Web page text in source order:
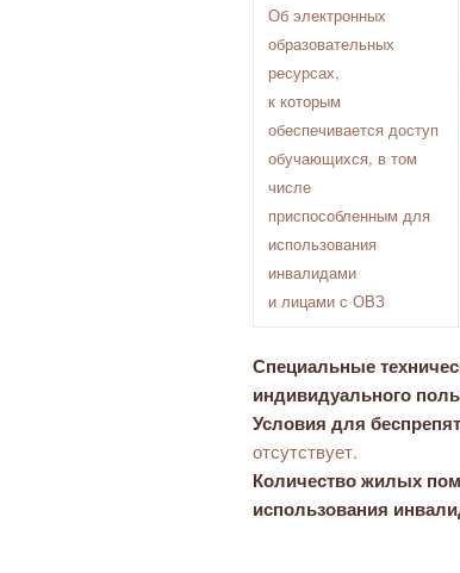
Об электронных
образовательных
ресурсах,
к которым
обеспечивается доступ
обучающихся, в том
числе
приспособленным для
использования
инвалидами
и лицами с ОВЗ
Специальные
индивидуального
Условия для
отсутствует.
Количество жилых
использования